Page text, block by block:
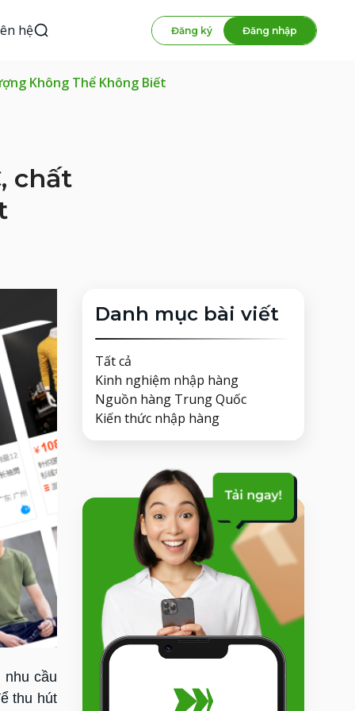
hệ Đăng ký Đăng nhập
Không Thể Không Biết
chất
cầu
thu hút
Danh mục bài viết
Tất cả
Kinh nghiệm nhập hàng
Nguồn hàng Trung Quốc
Kiến thức nhập hàng